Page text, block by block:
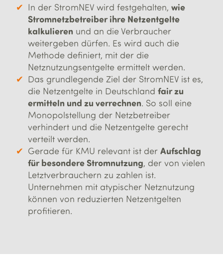
In der StromNEV wird festgehalten, wie
Stromnetzbetreiber ihre Netzentgelte
kalkulieren und an die Verbraucher
weitergeben dürfen. Es wird auch die
Methode definiert, mit der die
Netznutzungsentgelte ermittelt werden.
Das grundlegende Ziel der StromNEV ist es,
die Netzentgelte in Deutschland fair zu
ermitteln und zu verrechnen. So soll eine
Monopolstellung der Netzbetreiber
verhindert und die Netzentgelte gerecht
verteilt werden.
Gerade für KMU relevant ist der Aufschlag
für besondere Stromnutzung, der von vielen
Letztverbrauchern zu zahlen ist.
Unternehmen mit atypischer Netznutzung
können von reduzierten Netzentgelten
profitieren.